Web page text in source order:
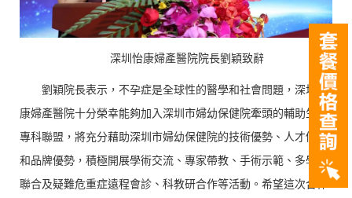
深圳怡康婦產醫院院長劉穎致辭
劉穎院長表示，不孕症是全球性的醫學和社會問題，深圳怡
康婦產醫院十分榮幸能夠加入深圳市婦幼保健院牽頭的輔助生殖
專科聯盟，將充分藉助深圳市婦幼保健院的技術優勢、人才優勢
和品牌優勢，積極開展學術交流、專家帶教、手術示範、多學科
聯合及疑難危重症遠程會診、科教研合作等活動。希望這次合作